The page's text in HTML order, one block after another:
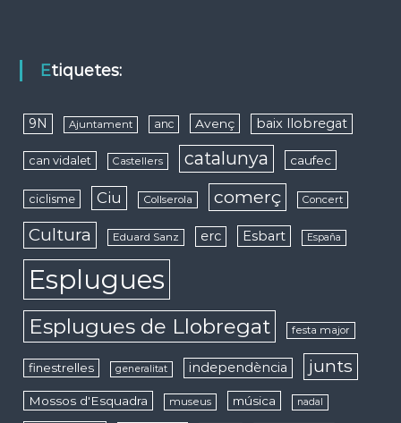
Etiquetes:
9N Ajuntament anc Avenç baix llobregat
can vidalet Castellers catalunya caufec
ciclisme Ciu Collserola comerç Concert
Cultura Eduard Sanz erc Esbart España
Esplugues
Esplugues de Llobregat festa major
finestrelles generalitat independència junts
Mossos d'Esquadra museus música nadal